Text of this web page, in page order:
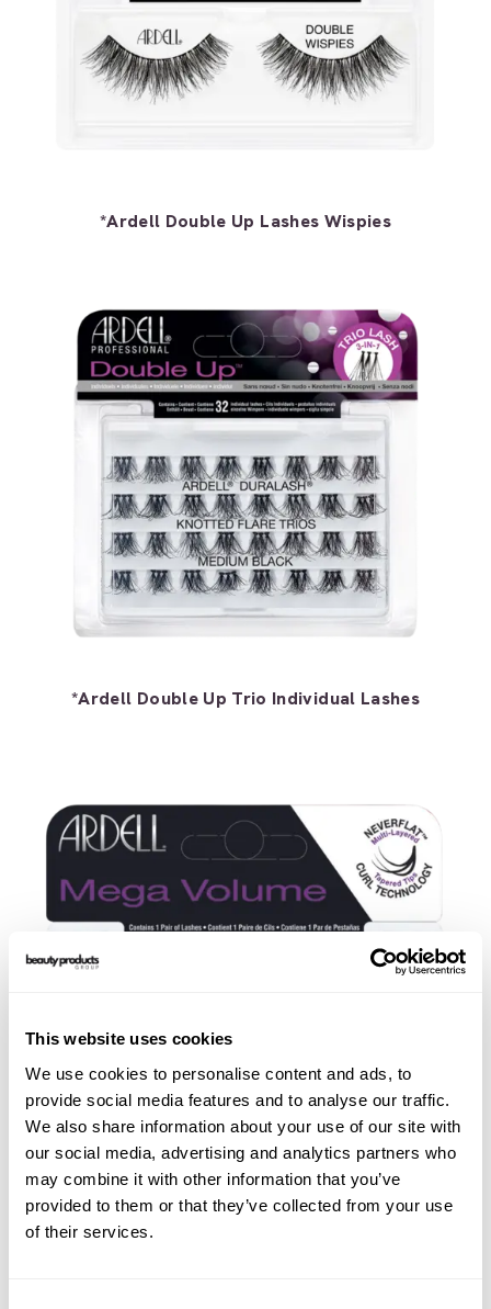
This website uses cookies
We use cookies to personalise content and ads, to
provide social media features and to analyse our traffic.
We also share information about your use of our site with
our social media, advertising and analytics partners who
may combine it with other information that you’ve
provided to them or that they’ve collected from your use
of their services.
*Ardell Double Up Lashes Wispies
*Ardell Double Up Trio Individual Lashes
*Ardell Mega Volume Lashes 250